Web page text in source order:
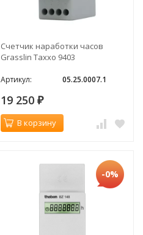
Счетчик наработки часов
Grasslin Taxxo 9403
Артикул: 05.25.0007.1
19 250 ₽
В корзину
-0%